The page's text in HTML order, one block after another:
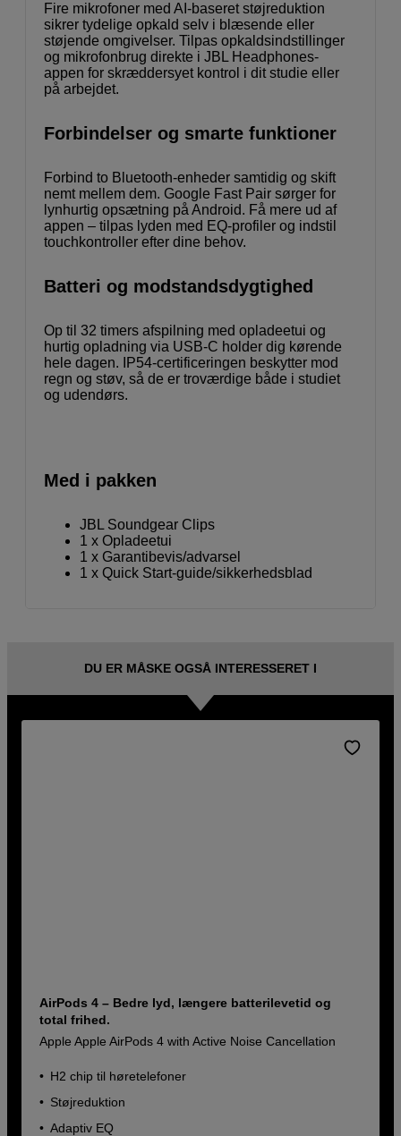
Fire mikrofoner med AI-baseret støjreduktion
sikrer tydelige opkald selv i blæsende eller
støjende omgivelser. Tilpas opkaldsindstillinger
og mikrofonbrug direkte i JBL Headphones-
appen for skræddersyet kontrol i dit studie eller
på arbejdet.
Forbindelser og smarte funktioner
Forbind to Bluetooth-enheder samtidig og skift
nemt mellem dem. Google Fast Pair sørger for
lynhurtig opsætning på Android. Få mere ud af
appen – tilpas lyden med EQ-profiler og indstil
touchkontroller efter dine behov.
Batteri og modstandsdygtighed
Op til 32 timers afspilning med opladeetui og
hurtig opladning via USB-C holder dig kørende
hele dagen. IP54-certificeringen beskytter mod
regn og støv, så de er troværdige både i studiet
og udendørs.
Med i pakken
JBL Soundgear Clips
1 x Opladeetui
1 x Garantibevis/advarsel
1 x Quick Start-guide/sikkerhedsblad
DU ER MÅSKE OGSÅ INTERESSERET I
AirPods 4 – Bedre lyd, længere batterilevetid og
total frihed.
Apple Apple AirPods 4 with Active Noise Cancellation
H2 chip til høretelefoner
Støjreduktion
Adaptiv EQ